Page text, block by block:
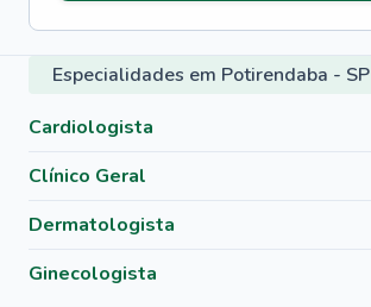
Especialidades em Potirendaba - SP
Cardiologista
Clínico Geral
Dermatologista
Ginecologista